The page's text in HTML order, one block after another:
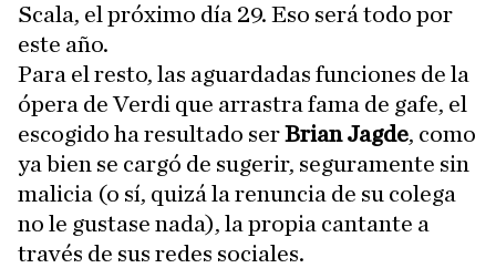
Scala, el próximo día 29. Eso será todo por
este año.
Para el resto, las aguardadas funciones de la
ópera de Verdi que arrastra fama de gafe, el
escogido ha resultado serBrian Jagde, como
ya bien se cargó de sugerir, seguramente sin
malicia (o sí, quizá la renuncia de su colega
no le gustase nada), la propia cantante a
través de sus redes sociales.